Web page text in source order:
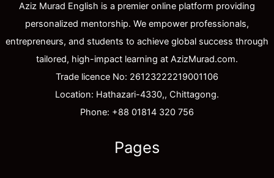
Aziz Murad English is a premier online platform providing
personalized mentorship. We empower professionals,
entrepreneurs, and students to achieve global success through
tailored, high-impact learning at AzizMurad.com.
Trade licence No: 26123222219001106
Location: Hathazari-4330,, Chittagong.
Phone: +88 01814 320 756
Pages